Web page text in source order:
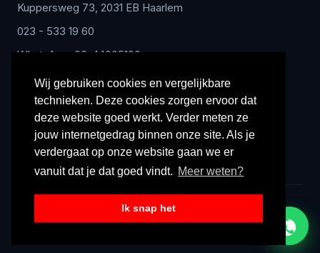
Wij gebruiken cookies en vergelijkbare
technieken. Deze cookies zorgen ervoor dat
deze website goed werkt. Verder meten ze
jouw internetgedrag binnen onze site. Als je
verdergaat op onze website gaan we er
vanuit dat je dat goed vindt. Meer weten?
Ik snap het
Kuppersweg 73, 2031 EB Haarlem
023 - 533 19 60
WhatsApp: 06-44005100
info@radex-benelux.nl
Ma – Vrij: 9:00 – 17:00
© 2026 Radex Benelux. Alle rechten voorbehouden.
Privacyverklaring